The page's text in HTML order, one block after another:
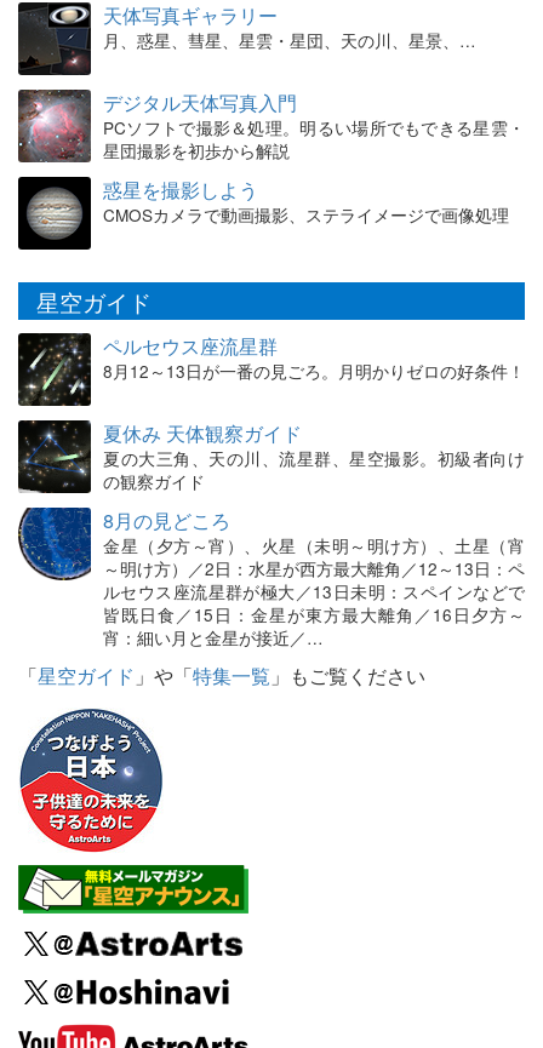
天体写真ギャラリー
月、惑星、彗星、星雲・星団、天の川、星景、…
デジタル天体写真入門
PCソフトで撮影＆処理。明るい場所でもできる星雲・
星団撮影を初歩から解説
惑星を撮影しよう
CMOSカメラで動画撮影、ステライメージで画像処理
星空ガイド
ペルセウス座流星群
8月12～13日が一番の見ごろ。月明かりゼロの好条件！
夏休み 天体観察ガイド
夏の大三角、天の川、流星群、星空撮影。初級者向け
の観察ガイド
8月の見どころ
金星（夕方～宵）、火星（未明～明け方）、土星（宵
～明け方）／2日：水星が西方最大離角／12～13日：ペ
ルセウス座流星群が極大／13日未明：スペインなどで
皆既日食／15日：金星が東方最大離角／16日夕方～
宵：細い月と金星が接近／…
「星空ガイド 」や「特集一覧 」もご覧ください